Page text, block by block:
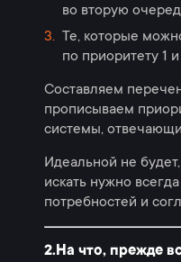
во вторую
Те, которые
по приоритету 1
Составляем
прописываем
системы,
Идеальной не
искать нужно
потребностей и
2.На что, прежде